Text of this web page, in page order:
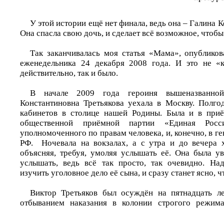
У этой истории ещё нет финала, ведь она – Галина
Она спасла свою дочь, и сделает всё возможное,
Так заканчивалась моя статья «Мама»,
еженедельника 24 декабря 2008 года. И это не
действительно, так и было.
В начале 2009 года героиня
Константиновна Третьякова уехала в Москву.
кабинетов в столице нашей Родины. Была и в
общественной приёмной партии «Единая
уполномоченного по правам человека, и, конечно, в
РФ. Ночевала на вокзалах, а с утра и до вечера
объясняя, требуя, умоляя услышать её. Она была
услышать, ведь всё так просто, так очевидно.
изучить уголовное дело её сына, и сразу станет ясно,
Виктор Третьяков был осуждён на пятнадцать
отбыванием наказания в колонии строгого